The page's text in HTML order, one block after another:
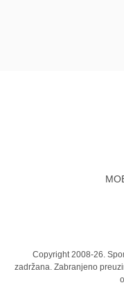
Copyright 2008-26.
zadržana. Zabranjeno